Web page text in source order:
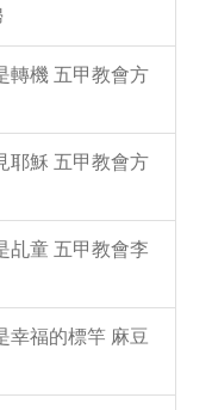
轉機 五甲教會方
耶穌 五甲教會方
乩童 五甲教會李
幸福的標竿 麻豆